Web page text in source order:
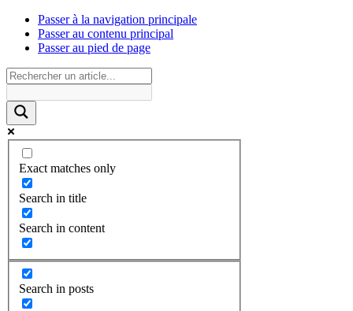
Passer à la navigation principale
Passer au contenu principal
Passer au pied de page
Exact matches only
Search in title
Search in content
Search in posts